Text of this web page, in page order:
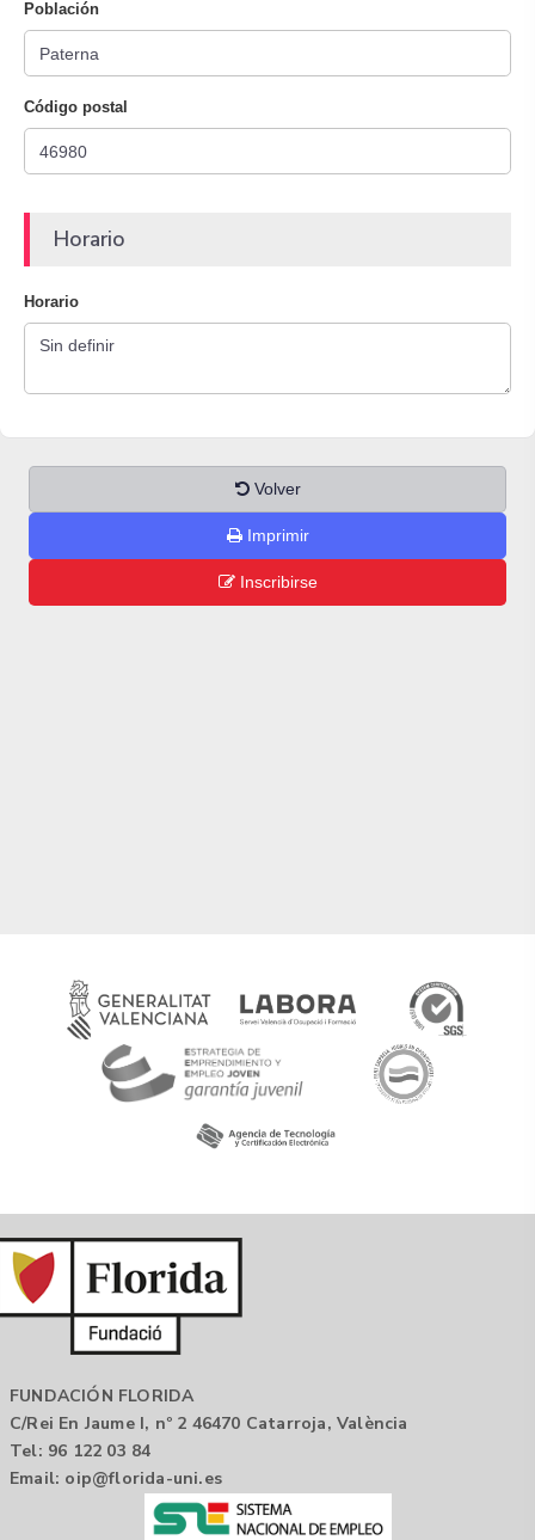
Población
Código postal
Horario
Horario
Volver
Imprimir
Inscribirse
FUNDACIÓN FLORIDA
C/Rei En Jaume I, nº 2 46470 Catarroja, València
Tel: 96 122 03 84
Email: oip@florida-uni.es